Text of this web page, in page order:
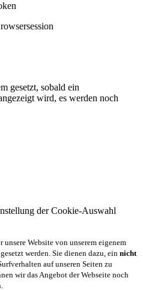
gesetzt, sobald ein
wird, es werden noch
der Cookie-Auswahl
Website von unserem eigenem
werden. Sie dienen dazu, ein nicht
auf unseren Seiten zu
wir das Angebot der Webseite noch